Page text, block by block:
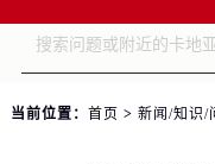
当前位置： 首页 > 新闻/知识/